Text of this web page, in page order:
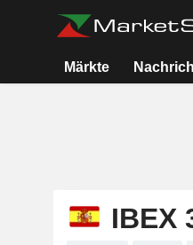
Märkte
IBEX